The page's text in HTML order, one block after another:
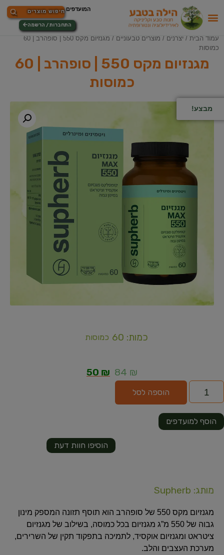
התחברות / הרשמה
עמוד הבית / יצרנים / מוצרים טבעוניים
/ מגנזיום מקס 550 | סופהרב | 60
כמוסות
מגנזיום מקס 550 | סופהרב | 60
כמוסות
מבצע!
כמות: 60 כמוסות
84 ₪
50 ₪
הוספה לסל
הוסיפו חוות דעת
הוסף למועדפים
מותג: Supherb
מגנזיום מקס 550 של סופהרב הוא תוסף תזונה המספק מינון
גבוה של 550 מ”ג מגנזיום בכל כמוסה, בשילוב של מגנזיום
ציטראט ומגנזיום אוקסיד, לתמיכה בתפקוד תקין של השרירים,
מערכת העצבים והלב.